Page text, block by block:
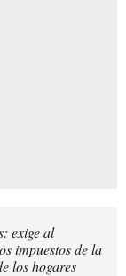
exige al
impuestos de la
los hogares